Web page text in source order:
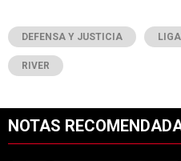
DEFENSA Y JUSTICIA
RIVER
NOTAS